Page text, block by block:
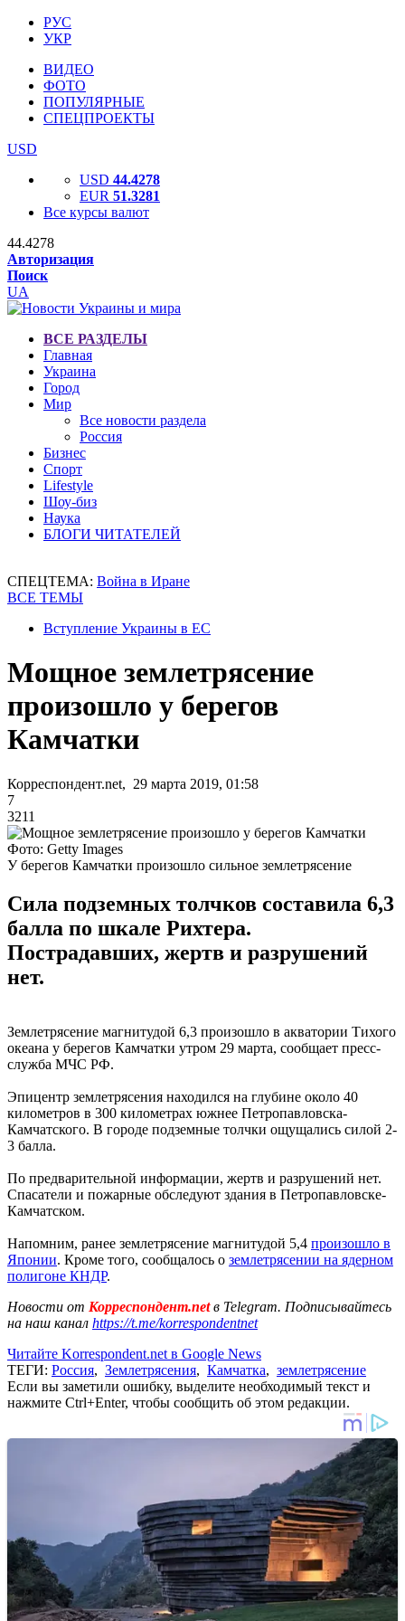
РУС
УКР
ВИДЕО
ФОТО
ПОПУЛЯРНЫЕ
СПЕЦПРОЕКТЫ
USD
USD 44.4278
EUR 51.3281
Все курсы валют
44.4278
Авторизация
Поиск
UA
ВСЕ РАЗДЕЛЫ
Главная
Украина
Город
Мир
Все новости раздела
Россия
Бизнес
Спорт
Lifestyle
Шоу-биз
Наука
БЛОГИ ЧИТАТЕЛЕЙ
СПЕЦТЕМА: Война в Иране
ВСЕ ТЕМЫ
Вступление Украины в ЕС
Мощное землетрясение
произошло у берегов
Камчатки
Корреспондент.net, 29 марта 2019, 01:58
7
3211
Фото: Getty Images
У берегов Камчатки произошло сильное землетрясение
Сила подземных толчков составила 6,3
балла по шкале Рихтера.
Пострадавших, жертв и разрушений
нет.
Землетрясение магнитудой 6,3 произошло в акватории Тихого
океана у берегов Камчатки утром 29 марта, сообщает пресс-
служба МЧС РФ.
Эпицентр землетрясения находился на глубине около 40
километров в 300 километрах южнее Петропавловска-
Камчатского. В городе подземные толчки ощущались силой 2-
3 балла.
По предварительной информации, жертв и разрушений нет.
Спасатели и пожарные обследуют здания в Петропавловске-
Камчатском.
Напомним, ранее землетрясение магнитудой 5,4 произошло в
Японии. Кроме того, сообщалось о землетрясении на ядерном
полигоне КНДР.
Новости от Корреспондент.netв Telegram. Подписывайтесь
на наш канал https://t.me/korrespondentnet
Читайте Korrespondent.net в Google News
ТЕГИ: Россия, Землетрясения, Камчатка, землетрясение
Если вы заметили ошибку, выделите необходимый текст и
нажмите Ctrl+Enter, чтобы сообщить об этом редакции.